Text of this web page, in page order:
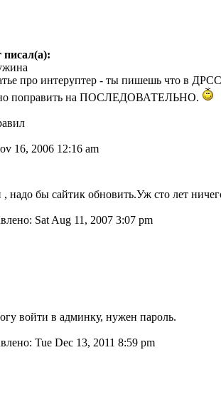
писал(а):
про интеруптер - ты пишешь что в
поправить на ПОСЛЕДОВАТЕЛЬНО.
16, 2006 12:16 am
, надо бы сайтик обновить.Уж сто лет
Sat Aug 11, 2007 3:07 pm
войти в админку, нужен пароль.
Tue Dec 13, 2011 8:59 pm